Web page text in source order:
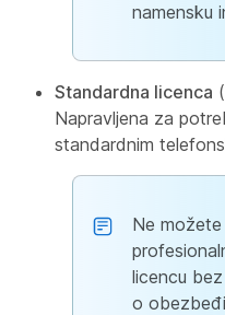
namensku
Standardna licenca
Napravljena za
standardnim
Ne
licencu
o